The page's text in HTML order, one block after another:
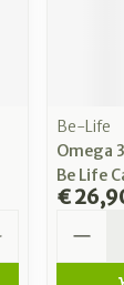
Be-Life
Omega
Be Life
€